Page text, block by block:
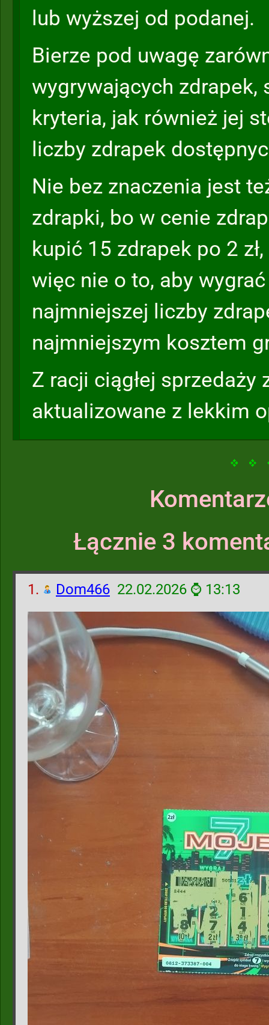
lub wyższej od podanej.
Bierze pod uwagę
wygrywających zdrapek,
kryteria, jak również jej
liczby zdrapek
Nie bez znaczenia jest
zdrapki, bo w cenie
kupić 15 zdrapek po 2
więc nie o to, aby
najmniejszej liczby
najmniejszym kosztem
Z racji ciągłej sprzedaży
aktualizowane z lekkim
Łącznie 3
1. Dom466 22.02.2026 ⌚ 13:13